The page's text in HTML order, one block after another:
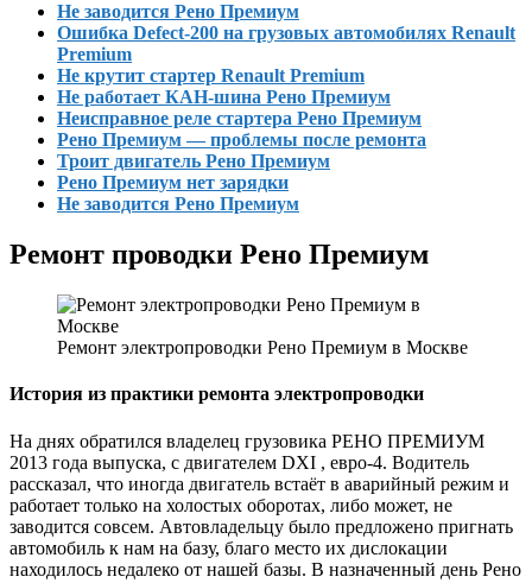
Не заводится Рено Премиум
Ошибка Defect-200 на грузовых автомобилях Renault
Premium
Не крутит стартер Renault Premium
Не работает КАН-шина Рено Премиум
Неисправное реле стартера Рено Премиум
Рено Премиум — проблемы после ремонта
Троит двигатель Рено Премиум
Рено Премиум нет зарядки
Не заводится Рено Премиум
Ремонт проводки Рено Премиум
Ремонт электропроводки Рено Премиум в Москве
История из практики ремонта электропроводки
На днях обратился владелец грузовика РЕНО ПРЕМИУМ
2013 года выпуска, с двигателем DXI , евро-4. Водитель
рассказал, что иногда двигатель встаёт в аварийный режим и
работает только на холостых оборотах, либо может, не
заводится совсем. Автовладельцу было предложено пригнать
автомобиль к нам на базу, благо место их дислокации
находилось недалеко от нашей базы. В назначенный день Рено